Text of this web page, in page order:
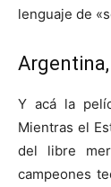
lenguaje de
Y acá la
Mientras el
del libre
campeones